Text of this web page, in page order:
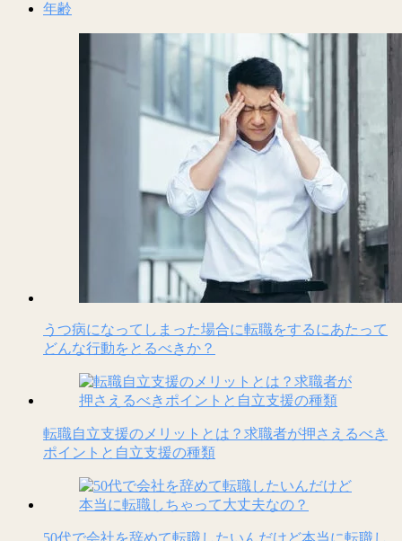
年齢
うつ病になってしまった場合に転職をするにあたって
どんな行動をとるべきか？
転職自立支援のメリットとは？求職者が押さえるべき
ポイントと自立支援の種類
50代で会社を辞めて転職したいんだけど本当に転職し